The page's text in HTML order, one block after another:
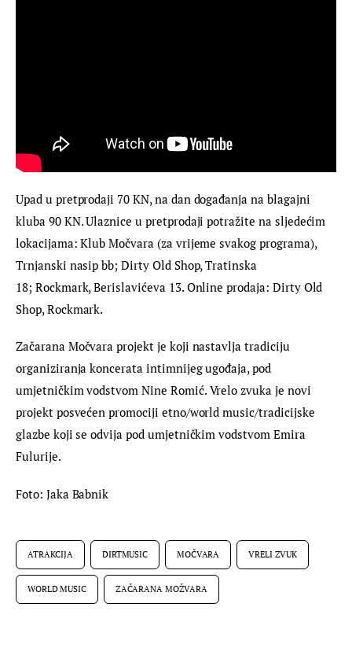
Upad u pretprodaji 70 KN, na dan događanja na blagajni
kluba 90 KN. Ulaznice u pretprodaji potražite na sljedećim
lokacijama: Klub Močvara (za vrijeme svakog programa),
Trnjanski nasip bb; Dirty Old Shop, Tratinska
18; Rockmark, Berislavićeva 13. Online prodaja: Dirty Old
Shop, Rockmark.
Začarana Močvara projekt je koji nastavlja tradiciju
organiziranja koncerata intimnijeg ugođaja, pod
umjetničkim vodstvom Nine Romić. Vrelo zvuka je novi
projekt posvećen promociji etno/world music/tradicijske
glazbe koji se odvija pod umjetničkim vodstvom Emira
Fulurije.
Foto: Jaka Babnik
ATRAKCIJA DIRTMUSIC MOČVARA VRELI ZVUK
WORLD MUSIC ZAČARANA MOŽVARA